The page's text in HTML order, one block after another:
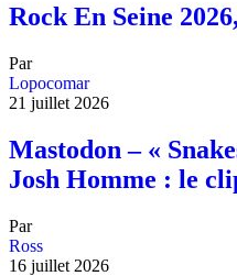
Rock En Seine
Par
Lopocomar
21 juillet 2026
Mastodon – «
Josh Homme : le
Par
Ross
16 juillet 2026